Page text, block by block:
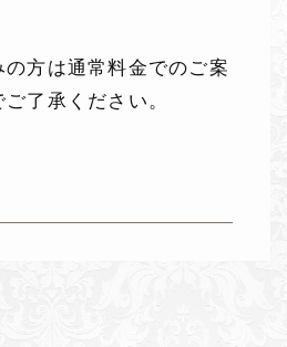
方は通常料金でのご案
了承ください。